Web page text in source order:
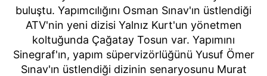
buluştu. Yapımcılığını Osman Sınav'ın üstlendiği
ATV'nin yeni dizisi Yalnız Kurt'un yönetmen
koltuğunda Çağatay Tosun var. Yapımını
Sinegraf'ın, yapım süpervizörlüğünü Yusuf Ömer
Sınav'ın üstlendiği dizinin senaryosunu Murat